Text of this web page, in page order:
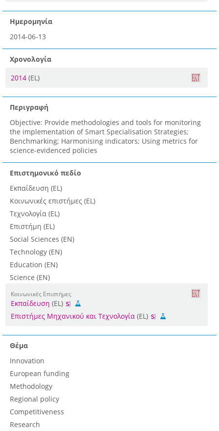
Ημερομηνία
2014-06-13
Χρονολογία
2014 (EL)
Περιγραφή
Objective: Provide methodologies and tools for monitoring
the implementation of Smart Specialisation Strategies;
Benchmarking; Harmonising indicators; Using metrics for
science-evidenced policies
Επιστημονικό πεδίο
Εκπαίδευση (EL)
Κοινωνικές επιστήμες (EL)
Τεχνολογία (EL)
Επιστήμη (EL)
Social Sciences (EN)
Technology (EN)
Education (EN)
Science (EN)
Κοινωνικές Επιστήμες
Εκπαίδευση (EL)
Επιστήμες Μηχανικού και Τεχνολογία (EL)
Θέμα
Innovation
European funding
Methodology
Regional policy
Competitiveness
Research